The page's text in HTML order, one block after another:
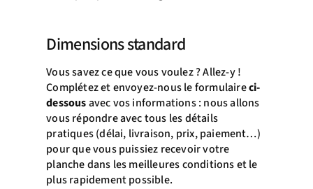
Dimensions standard
Vous savez ce que vous voulez ? Allez-y !
Complétez et envoyez-nous le formulaireci-
dessousavec vos informations : nous allons
vous répondre avec tous les détails
pratiques (délai, livraison, prix, paiement…)
pour que vous puissiez recevoir votre
planche dans les meilleures conditions et le
plus rapidement possible.